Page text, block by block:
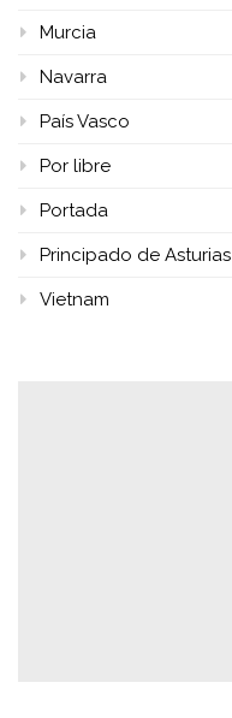
Murcia
Navarra
País Vasco
Por libre
Portada
Principado de Asturias
Vietnam